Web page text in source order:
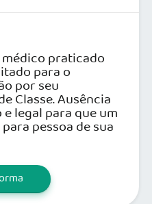
praticado
para o
por seu
Classe. Ausência
legal para que um
pessoa de sua